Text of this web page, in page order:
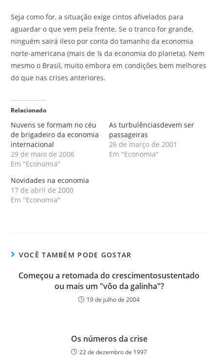
Seja como for, a situação exige cintos afivelados para
aguardar o que vem pela frente. Se o tranco for grande,
ninguém sairá ileso por conta do tamanho da economia
norte-americana (mais de ¼ da economia do planeta). Nem
mesmo o Brasil, muito embora em condições bem melhores
do que nas crises anteriores.
Relacionado
Nuvens se formam no céu
de brigadeiro da economia
internacional
29 de maio de 2006
Em "Economia"
As turbulênciasdevem ser
passageiras
26 de março de 2001
Em "Economia"
Novidades na economia
17 de abril de 2000
Em "Economia"
VOCÊ TAMBÉM PODE GOSTAR
Começou a retomada do crescimentosustentado
ou mais um "vôo da galinha"?
19 de julho de 2004
Os números da crise
22 de dezembro de 1997